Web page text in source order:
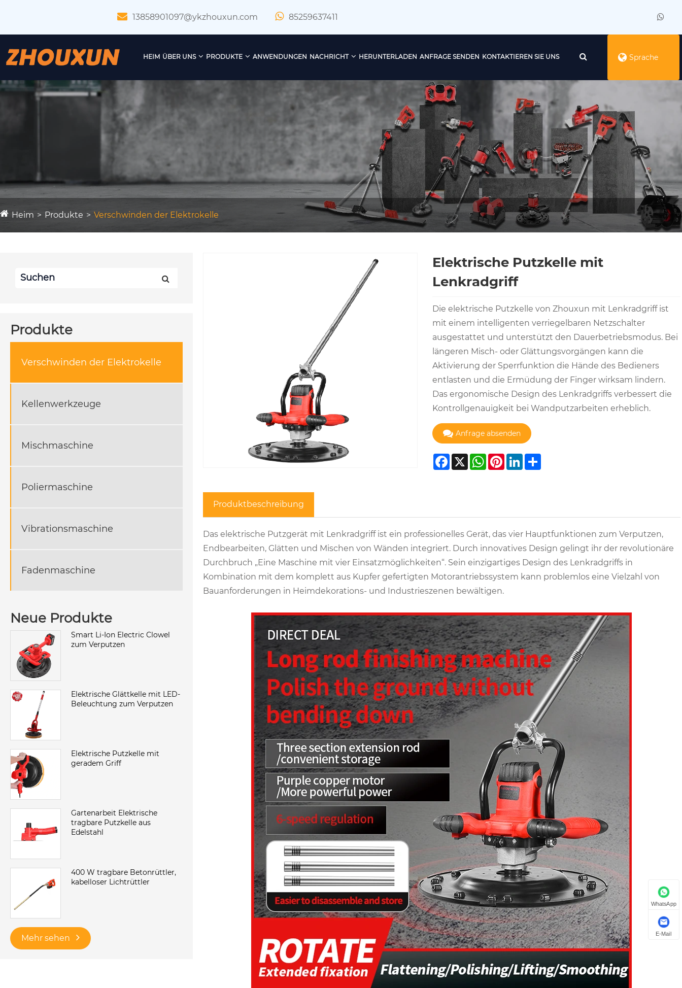
13858901097@ykzhouxun.com 85259637411
HEIM ÜBER UNS PRODUKTE ANWENDUNGEN NACHRICHT HERUNTERLADEN ANFRAGE SENDEN KONTAKTIEREN SIE UNS Sprache
Heim Produkte Verschwinden der Elektrokelle
Produkte
Verschwinden der Elektrokelle
Kellenwerkzeuge
Mischmaschine
Poliermaschine
Vibrationsmaschine
Fadenmaschine
Neue Produkte
Smart Li-Ion Electric Clowel
zum Verputzen
Elektrische Glättkelle mit LED-
Beleuchtung zum Verputzen
Elektrische Putzkelle mit
geradem Griff
Gartenarbeit Elektrische
tragbare Putzkelle aus
Edelstahl
‌‌‌400 W tragbare Betonrüttler,
kabelloser Lichtrüttler
Mehr sehen
Elektrische Putzkelle mit
Lenkradgriff
Die elektrische Putzkelle von Zhouxun mit Lenkradgriff ist
mit einem intelligenten verriegelbaren Netzschalter
ausgestattet und unterstützt den Dauerbetriebsmodus. Bei
längeren Misch- oder Glättungsvorgängen kann die
Aktivierung der Sperrfunktion die Hände des Bedieners
entlasten und die Ermüdung der Finger wirksam lindern.
Das ergonomische Design des Lenkradgriffs verbessert die
Kontrollgenauigkeit bei Wandputzarbeiten erheblich.
Anfrage absenden
Facebook
X WhatsApp
Pinterest
LinkedIn
Share
Produktbeschreibung
Das elektrische Putzgerät mit Lenkradgriff ist ein professionelles Gerät, das vier Hauptfunktionen zum Verputzen,
Endbearbeiten, Glätten und Mischen von Wänden integriert. Durch innovatives Design gelingt ihr der revolutionäre
Durchbruch „Eine Maschine mit vier Einsatzmöglichkeiten“. Sein einzigartiges Design des Lenkradgriffs in
Kombination mit dem komplett aus Kupfer gefertigten Motorantriebssystem kann problemlos eine Vielzahl von
Bauanforderungen in Heimdekorations- und Industrieszenen bewältigen.
WhatsApp
E-Mail